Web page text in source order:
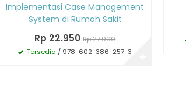
Implementasi Case Management
System di Rumah Sakit
Rp 22.950 Rp 27.000
Tersedia / 978-602-386-257-3